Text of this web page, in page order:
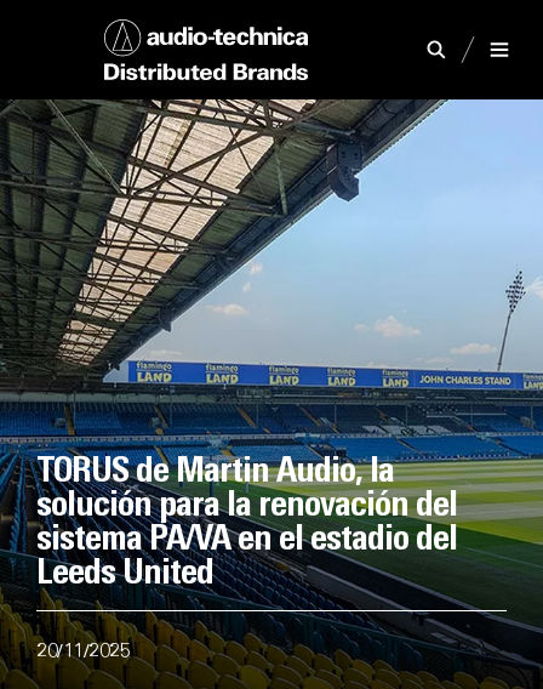
TORUS de Martin Audio, la
solución para la renovación del
sistema PA/VA en el estadio del
Leeds United
20/11/2025